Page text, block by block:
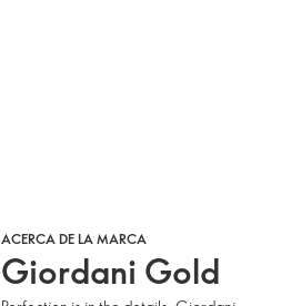
ACERCA DE LA MARCA
Giordani Gold